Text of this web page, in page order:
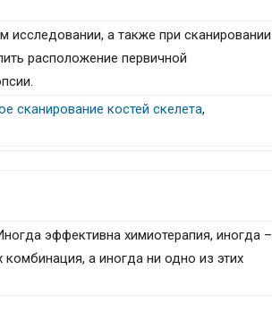
исследовании, а также при сканировании
расположение первичной
сканирование костей скелета,
эффективна химиотерапия, иногда –
комбинация, а иногда ни одно из этих